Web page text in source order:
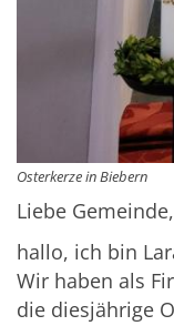
Osterkerze in Biebern
Liebe Gemeinde,
hallo, ich bin
Wir haben als
die diesjährige